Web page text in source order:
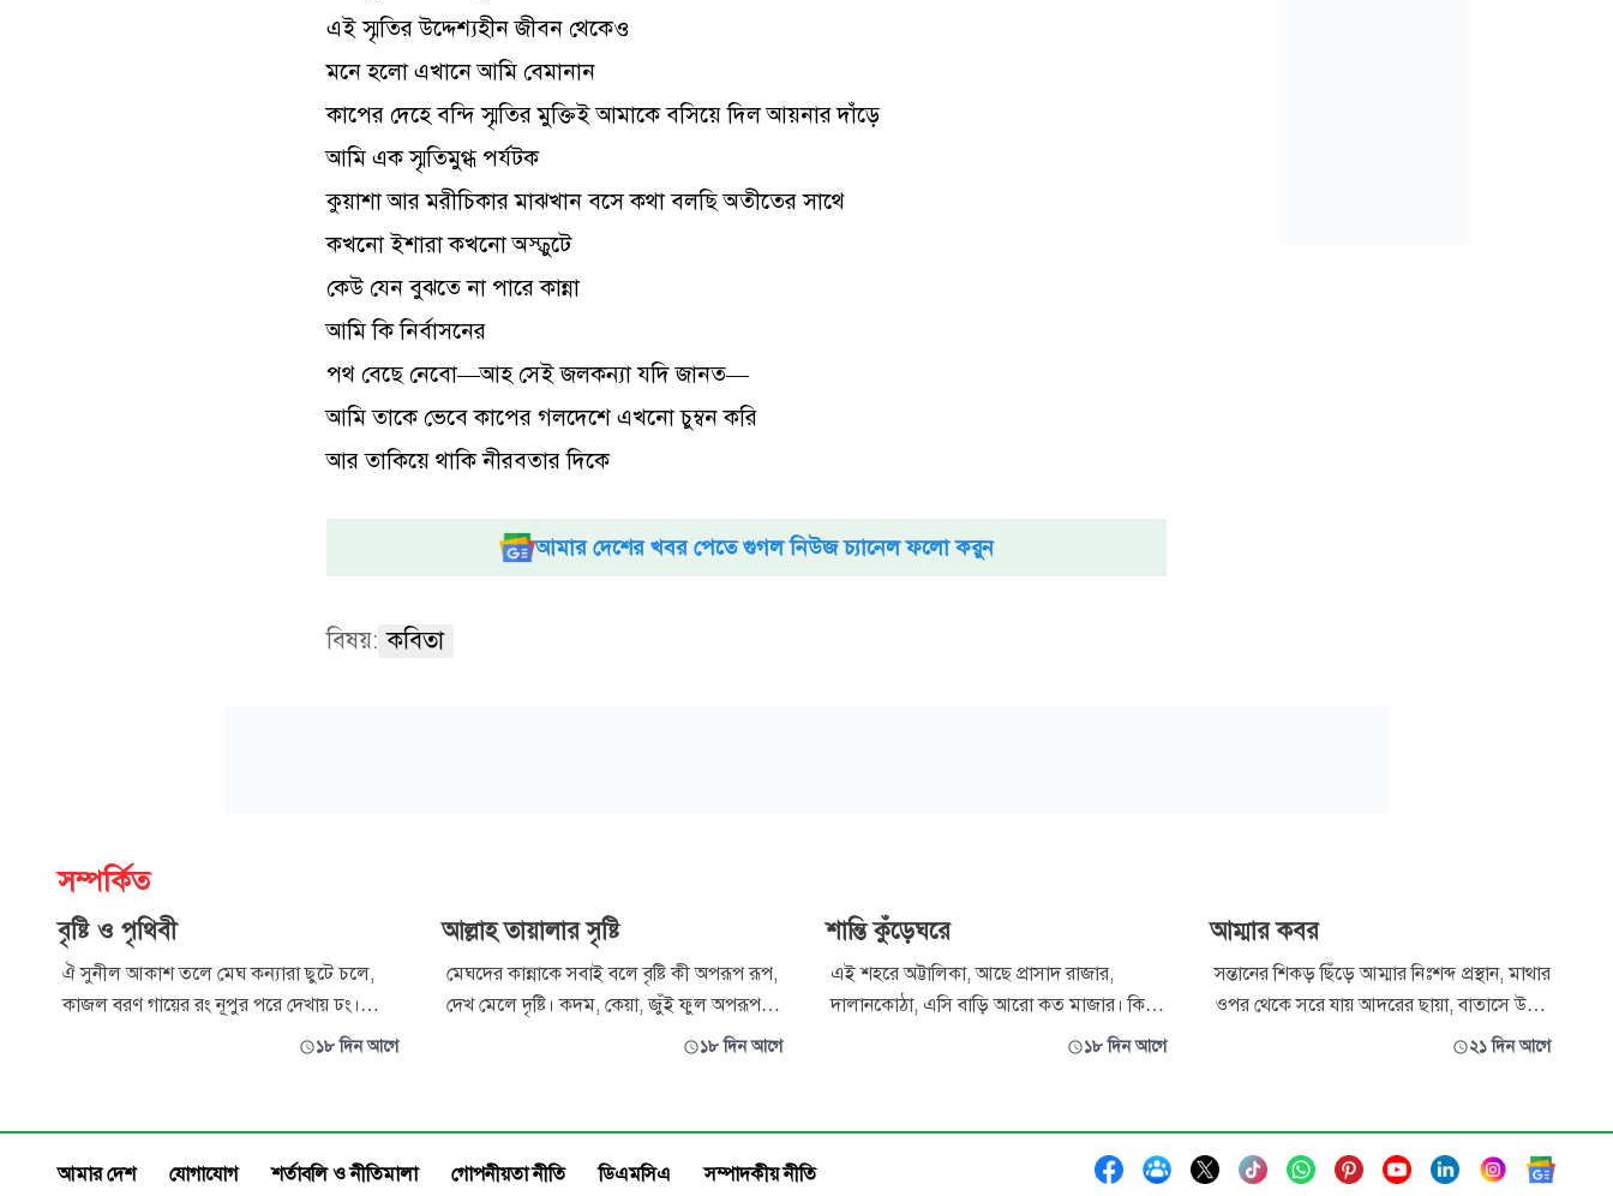
এই স্মৃতির উদ্দেশ্যহীন জীবন থেকেও
মনে হলো এখানে আমি বেমানান
কাপের দেহে বন্দি স্মৃতির মুক্তিই আমাকে বসিয়ে দিল আয়নার দাঁড়ে
আমি এক স্মৃতিমুগ্ধ পর্যটক
কুয়াশা আর মরীচিকার মাঝখান বসে কথা বলছি অতীতের সাথে
কখনো ইশারা কখনো অস্ফুটে
কেউ যেন বুঝতে না পারে কান্না
আমি কি নির্বাসনের
পথ বেছে নেবো—আহ সেই জলকন্যা যদি জানত—
আমি তাকে ভেবে কাপের গলদেশে এখনো চুম্বন করি
আর তাকিয়ে থাকি নীরবতার দিকে
আমার দেশের খবর পেতে গুগল নিউজ চ্যানেল ফলো করুন
বিষয়: কবিতা
সম্পর্কিত
বৃষ্টি ও পৃথিবী
ঐ সুনীল আকাশ তলে মেঘ কন্যারা ছুটে চলে,
কাজল বরণ গায়ের রং নূপুর পরে দেখায় ঢং।
অথৈ জলে ডুবিয়ে দেশ ফসলপাতি সবই শেষ।
বসুমতী এবার রাগে লাল মেঘকন্যাদের দেয় গা
১৮ দিন আগে
আল্লাহ তায়ালার সৃষ্টি
মেঘদের কান্নাকে সবাই বলে বৃষ্টি কী অপরূপ রূপ,
দেখ মেলে দৃষ্টি। কদম, কেয়া, জুঁই ফুল অপরূপ
এক সৃষ্টি হাসনাহেনার গন্ধ, মন কাড়া মিষ্টি। ইলিশ
১৮ দিন আগে
শান্তি কুঁড়েঘরে
এই শহরে অট্টালিকা, আছে প্রাসাদ রাজার,
দালানকোঠা, এসি বাড়ি আরো কত মাজার। কিন্তু
এসব প্রাসাদে আজ শান্তি যে আর নাই, শান্তি
গাঁয়ে দোয়েল যেথায় নাচে? শান্তি তো ভাই সবুজ
১৮ দিন আগে
আম্মার কবর
সন্তানের শিকড় ছিঁড়ে আম্মার নিঃশব্দ প্রস্থান, মাথার
ওপর থেকে সরে যায় আদরের ছায়া, বাতাসে উড়ে
আসে ফজরের মধুর আজান, দুচোখে প্লাবন নামে
২১ দিন আগে
আমার দেশ যোগাযোগ শর্তাবলি ও নীতিমালা গোপনীয়তা নীতি ডিএমসিএ সম্পাদকীয় নীতি